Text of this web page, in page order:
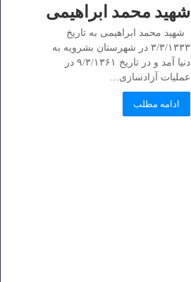
شهید محمد ابراهیمی
شهید محمد ابراهیمی به تاریخ
۳/۳/۱۳۳۳ در شهرستان بشرویه به
دنیا آمد و در تاریخ ۹/۳/۱۳۶۱ در
عملیات آزادسازی…
ادامه مطلب